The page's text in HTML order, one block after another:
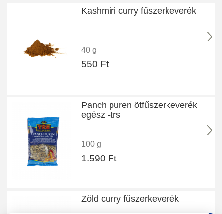
Kashmiri curry fűszerkeverék
40 g
550 Ft
Panch puren ötfűszerkeverék
egész -trs
100 g
1.590 Ft
Zöld curry fűszerkeverék